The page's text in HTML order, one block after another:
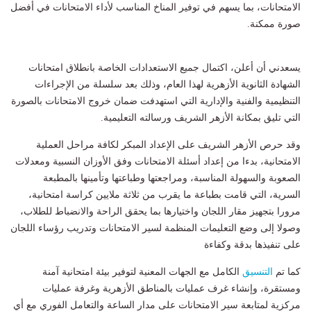
الامتحانات، بما يسهم في توفير المناخ المناسب لأداء الامتحانات في أفضل
صورة ممكنة.
يسعدني أن أعلن، اكتمال جميع الاستعدادات الخاصة بانطلاق امتحانات
الشهادة الثانوية الأزهرية لهذا العام، وذلك بعد سلسلة من الإجراءات
التنظيمية والفنية والإدارية التي استهدفت ضمان خروج الامتحانات بالصورة
التي تليق بمكانة الأزهر الشريف ورسالته التعليمية.
وقد حرص الأزهر الشريف على الإعداد المبكر لكافة مراحل العملية
الامتحانية، بدءا من إعداد أسئلة الامتحانات وفق الأوزان النسبية ومعدلات
الصعوبة والسهولة المناسبة، ومراجعتها وطباعتها وتأمينها بالمطبعة
السرية، التي قامت بطباعة ما يقرب من ثلاثة ملايين كراسة امتحانية،
مرورا بتجهيز مقار اللجان واختيارها بما يحقق الراحة والانضباط للطلاب،
وصولا إلى وضع التعليمات المنظمة لسير الامتحانات وتدريب رؤساء اللجان
على تنفيذها بدقة وكفاءة
كما تم التنسيق الكامل مع الجهات المعنية لتوفير بيئة امتحانية آمنة
ومستقرة، وإنشاء غرف عمليات بالمناطق الأزهرية وغرفة عمليات
مركزية لمتابعة سير الامتحانات على مدار الساعة والتعامل الفوري مع أي